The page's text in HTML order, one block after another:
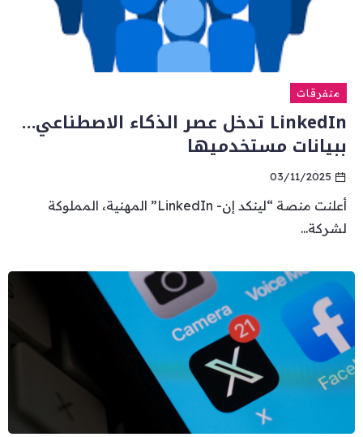
متفرقات
LinkedIn تدخل عصر الذكاء الاصطناعي…
ببيانات مستخدميها
03/11/2025
أعلنت منصة “لينكد إن- LinkedIn” المهنية، المملوكة
لشركة...